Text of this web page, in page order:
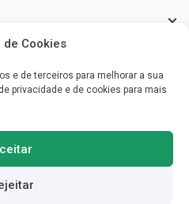
Cookies
e de terceiros para melhorar a sua
privacidade e de cookies para mais
para poder escolher o